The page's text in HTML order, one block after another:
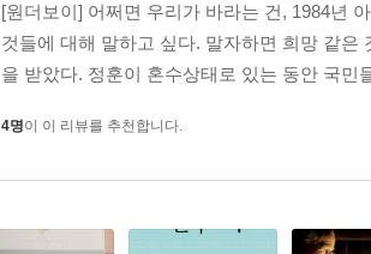
[원더보이] 어쩌면 우리가 바라는 건, 1984년
것들에 대해 말하고 싶다. 말자하면 희망 같
을 받았다. 정훈이 혼수상태로 있는 동안 국민
4명이 이 리뷰를 추천합니다.